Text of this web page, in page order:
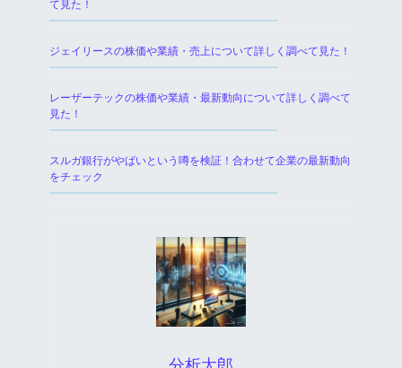
て見た！
ジェイリースの株価や業績・売上について詳しく調べて見た！
レーザーテックの株価や業績・最新動向について詳しく調べて
見た！
スルガ銀行がやばいという噂を検証！合わせて企業の最新動向
をチェック